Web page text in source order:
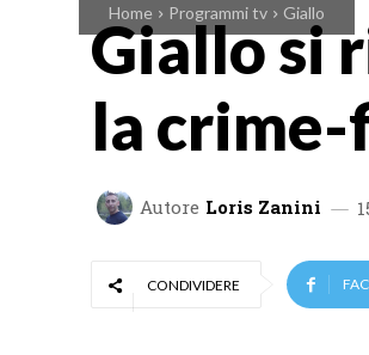
Home Programmi tv Giallo
Giallo si
la
Autore Loris Zanini
CONDIVIDERE